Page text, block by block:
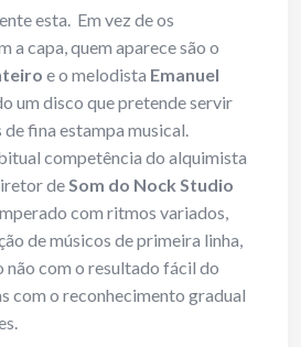
esta. Em vez de os
a capa, quem aparece são o
e o melodista Emanuel
um disco que pretende servir
fina estampa musical.
competência do alquimista
deSom do Nock Studio
com ritmos variados,
de músicos de primeira linha,
com o resultado fácil do
com o reconhecimento gradual